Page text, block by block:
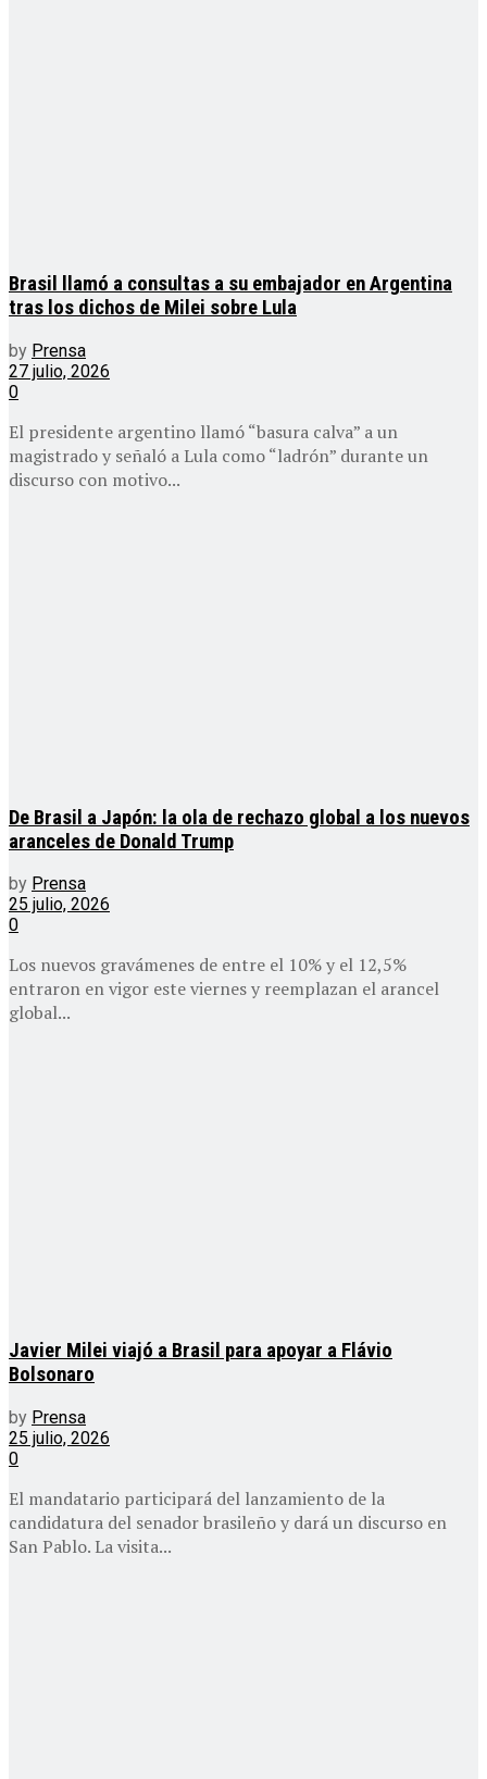
Brasil llamó a consultas a su embajador en Argentina
tras los dichos de Milei sobre Lula
by Prensa
27 julio, 2026
0
El presidente argentino llamó “basura calva” a un
magistrado y señaló a Lula como “ladrón” durante un
discurso con motivo...
De Brasil a Japón: la ola de rechazo global a los nuevos
aranceles de Donald Trump
by Prensa
25 julio, 2026
0
Los nuevos gravámenes de entre el 10% y el 12,5%
entraron en vigor este viernes y reemplazan el arancel
global...
Javier Milei viajó a Brasil para apoyar a Flávio
Bolsonaro
by Prensa
25 julio, 2026
0
El mandatario participará del lanzamiento de la
candidatura del senador brasileño y dará un discurso en
San Pablo. La visita...